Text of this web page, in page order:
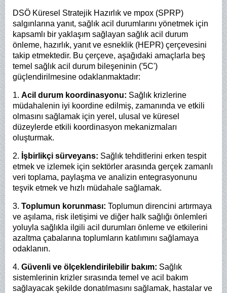
DSÖ Küresel Stratejik Hazırlık ve mpox (SPRP)
salgınlarına yanıt, sağlık acil durumlarını yönetmek için
kapsamlı bir yaklaşım sağlayan sağlık acil durum
önleme, hazırlık, yanıt ve esneklik (HEPR) çerçevesini
takip etmektedir. Bu çerçeve, aşağıdaki amaçlarla beş
temel sağlık acil durum bileşeninin ('5C')
güçlendirilmesine odaklanmaktadır:
1. Acil durum koordinasyonu: Sağlık krizlerine
müdahalenin iyi koordine edilmiş, zamanında ve etkili
olmasını sağlamak için yerel, ulusal ve küresel
düzeylerde etkili koordinasyon mekanizmaları
oluşturmak.
2. İşbirlikçi sürveyans: Sağlık tehditlerini erken tespit
etmek ve izlemek için sektörler arasında gerçek zamanlı
veri toplama, paylaşma ve analizin entegrasyonunu
teşvik etmek ve hızlı müdahale sağlamak.
3. Toplumun korunması: Toplumun direncini artırmaya
ve aşılama, risk iletişimi ve diğer halk sağlığı önlemleri
yoluyla sağlıkla ilgili acil durumları önleme ve etkilerini
azaltma çabalarına toplumların katılımını sağlamaya
odaklanın.
4. Güvenli ve ölçeklendirilebilir bakım: Sağlık
sistemlerinin krizler sırasında temel ve acil bakım
sağlayacak şekilde donatılmasını sağlamak, hastalar ve